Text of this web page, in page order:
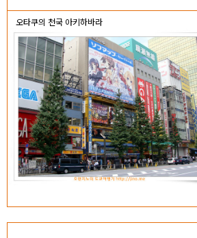
오타쿠의 천국 아키하바라